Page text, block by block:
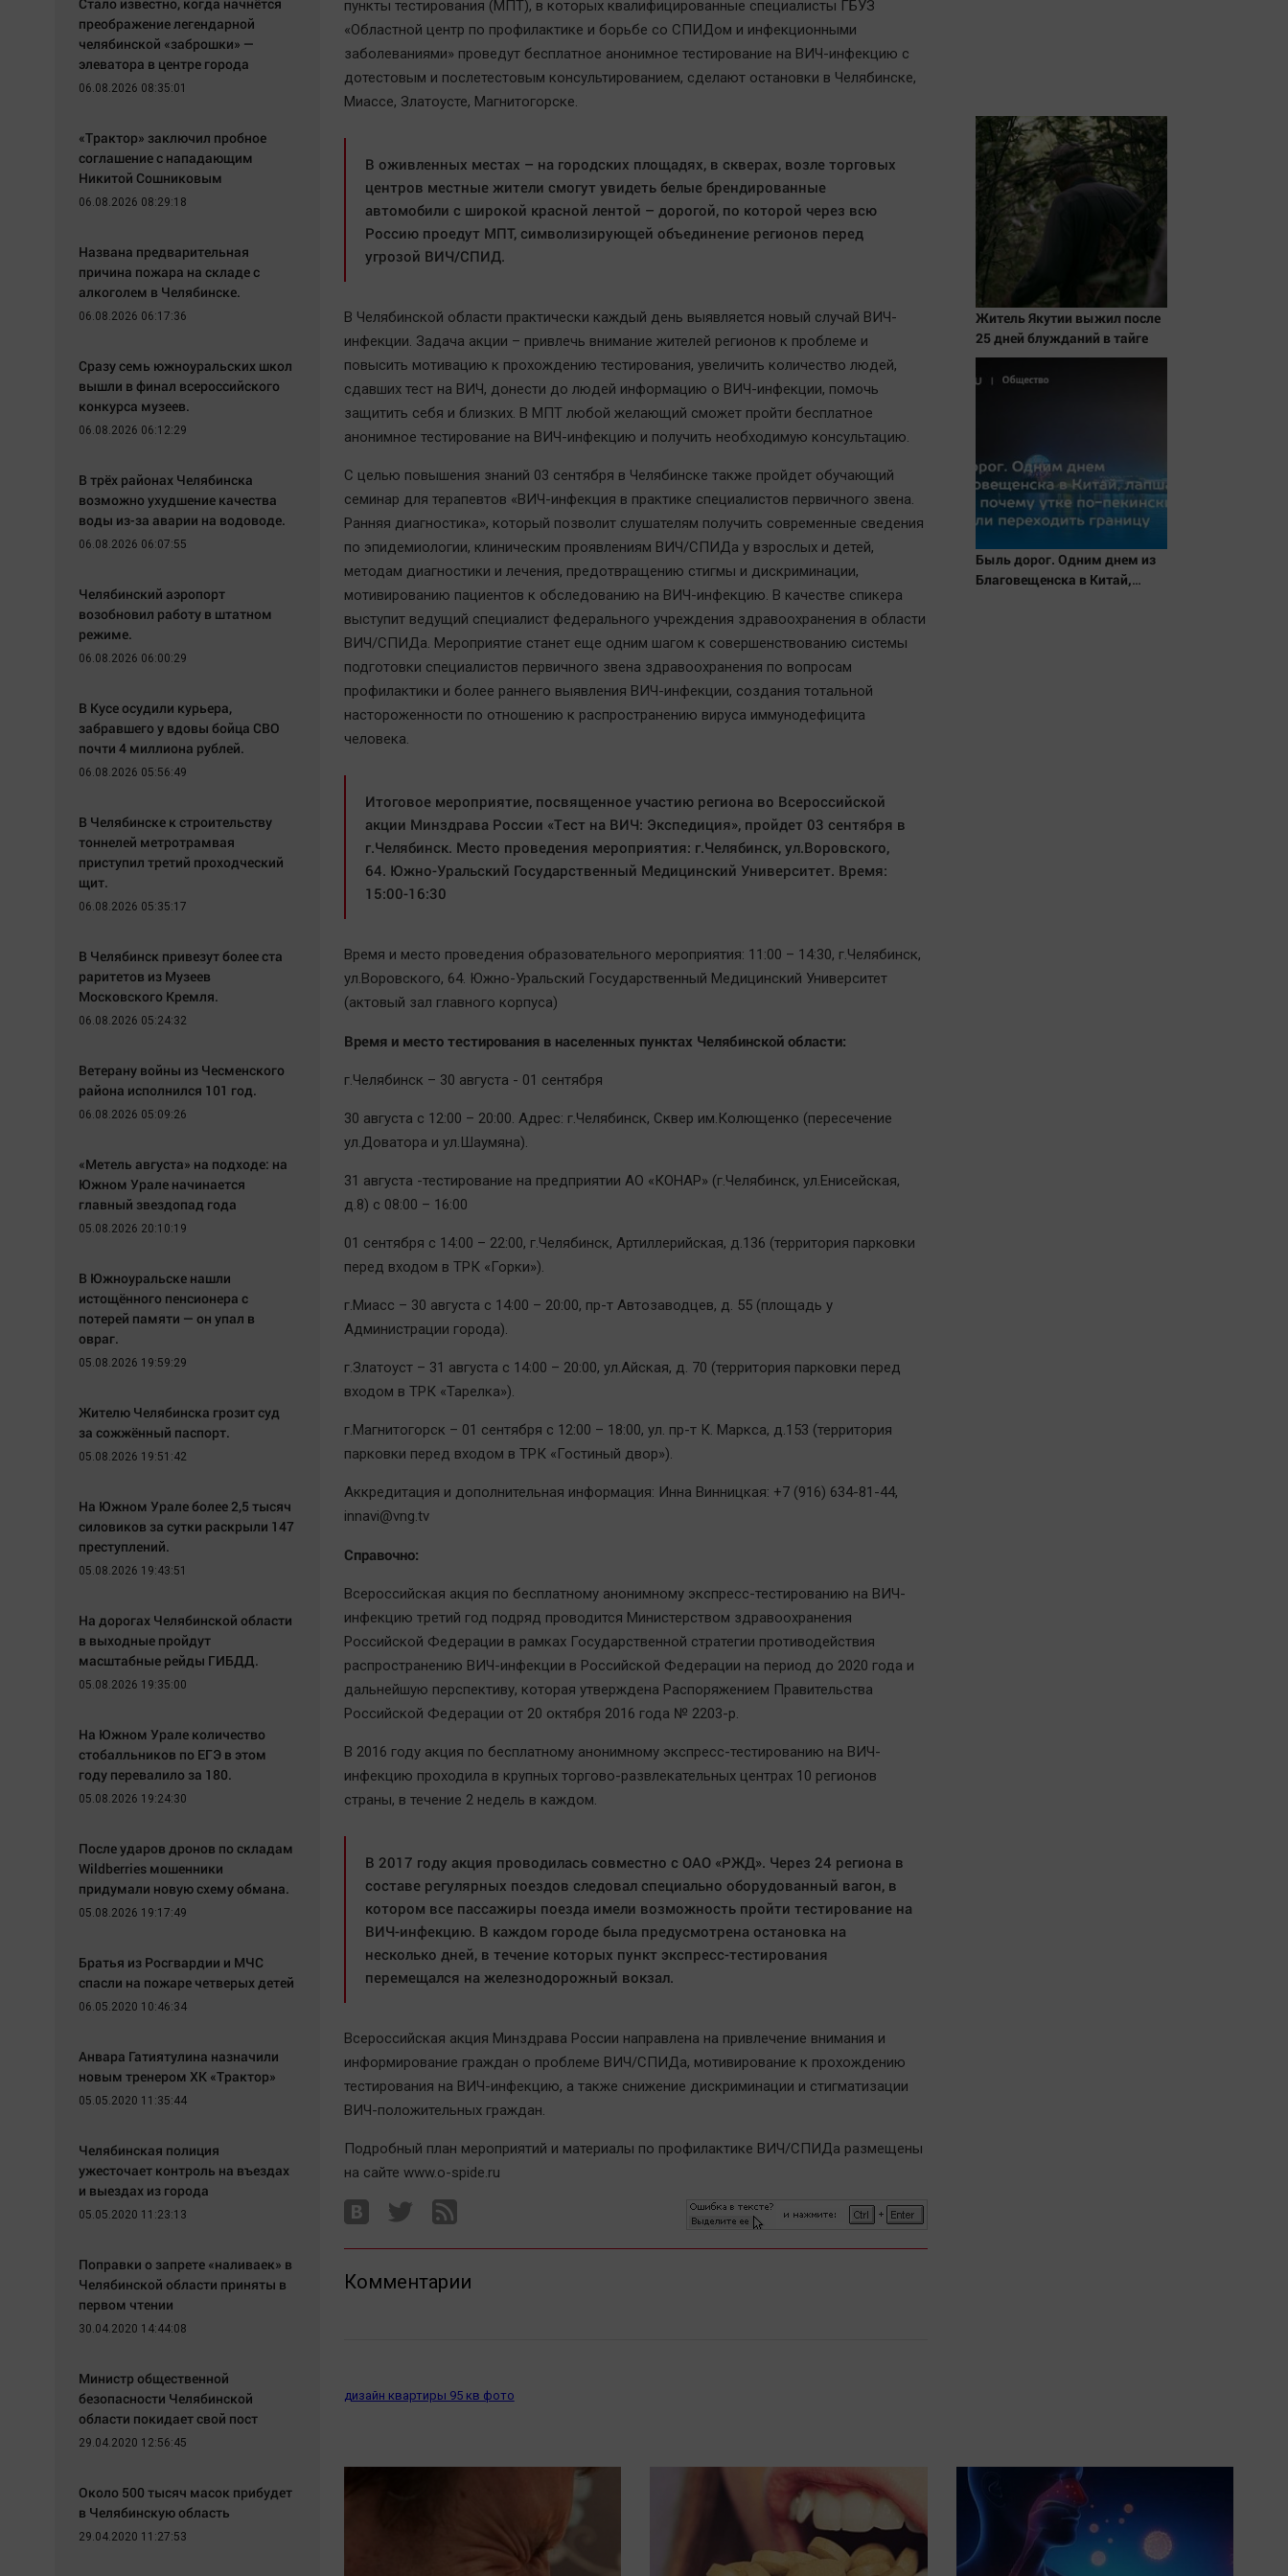
пункты тестирования (МПТ), в которых квалифицированные специалисты ГБУЗ
«Областной центр по профилактике и борьбе со СПИДом и инфекционными
заболеваниями» проведут бесплатное анонимное тестирование на ВИЧ-инфекцию с
дотестовым и послетестовым консультированием, сделают остановки в Челябинске,
Миассе, Златоусте, Магнитогорске.
В оживленных местах – на городских площадях, в скверах, возле торговых
центров местные жители смогут увидеть белые брендированные
автомобили с широкой красной лентой – дорогой, по которой через всю
Россию проедут МПТ, символизирующей объединение регионов перед
угрозой ВИЧ/СПИД.
В Челябинской области практически каждый день выявляется новый случай ВИЧ-
инфекции. Задача акции – привлечь внимание жителей регионов к проблеме и
повысить мотивацию к прохождению тестирования, увеличить количество людей,
сдавших тест на ВИЧ, донести до людей информацию о ВИЧ-инфекции, помочь
защитить себя и близких. В МПТ любой желающий сможет пройти бесплатное
анонимное тестирование на ВИЧ-инфекцию и получить необходимую консультацию.
С целью повышения знаний 03 сентября в Челябинске также пройдет обучающий
семинар для терапевтов «ВИЧ-инфекция в практике специалистов первичного звена.
Ранняя диагностика», который позволит слушателям получить современные сведения
по эпидемиологии, клиническим проявлениям ВИЧ/СПИДа у взрослых и детей,
методам диагностики и лечения, предотвращению стигмы и дискриминации,
мотивированию пациентов к обследованию на ВИЧ-инфекцию. В качестве спикера
выступит ведущий специалист федерального учреждения здравоохранения в области
ВИЧ/СПИДа. Мероприятие станет еще одним шагом к совершенствованию системы
подготовки специалистов первичного звена здравоохранения по вопросам
профилактики и более раннего выявления ВИЧ-инфекции, создания тотальной
настороженности по отношению к распространению вируса иммунодефицита
человека.
Итоговое мероприятие, посвященное участию региона во Всероссийской
акции Минздрава России «Тест на ВИЧ: Экспедиция», пройдет 03 сентября в
г.Челябинск. Место проведения мероприятия: г.Челябинск, ул.Воровского,
64. Южно-Уральский Государственный Медицинский Университет. Время:
15:00-16:30
Время и место проведения образовательного мероприятия: 11:00 – 14:30, г.Челябинск,
ул.Воровского, 64. Южно-Уральский Государственный Медицинский Университет
(актовый зал главного корпуса)
Время и место тестирования в населенных пунктах Челябинской области:
г.Челябинск – 30 августа - 01 сентября
30 августа с 12:00 – 20:00. Адрес: г.Челябинск, Сквер им.Колющенко (пересечение
ул.Доватора и ул.Шаумяна).
31 августа -тестирование на предприятии АО «КОНАР» (г.Челябинск, ул.Енисейская,
д.8) с 08:00 – 16:00
01 сентября с 14:00 – 22:00, г.Челябинск, Артиллерийская, д.136 (территория парковки
перед входом в ТРК «Горки»).
г.Миасс – 30 августа с 14:00 – 20:00, пр-т Автозаводцев, д. 55 (площадь у
Администрации города).
г.Златоуст – 31 августа с 14:00 – 20:00, ул.Айская, д. 70 (территория парковки перед
входом в ТРК «Тарелка»).
г.Магнитогорск – 01 сентября с 12:00 – 18:00, ул. пр-т К. Маркса, д.153 (территория
парковки перед входом в ТРК «Гостиный двор»).
Аккредитация и дополнительная информация: Инна Винницкая: +7 (916) 634-81-44,
innavi@vng.tv
Справочно:
Всероссийская акция по бесплатному анонимному экспресс-тестированию на ВИЧ-
инфекцию третий год подряд проводится Министерством здравоохранения
Российской Федерации в рамках Государственной стратегии противодействия
распространению ВИЧ-инфекции в Российской Федерации на период до 2020 года и
дальнейшую перспективу, которая утверждена Распоряжением Правительства
Российской Федерации от 20 октября 2016 года № 2203-р.
В 2016 году акция по бесплатному анонимному экспресс-тестированию на ВИЧ-
инфекцию проходила в крупных торгово-развлекательных центрах 10 регионов
страны, в течение 2 недель в каждом.
В 2017 году акция проводилась совместно с ОАО «РЖД». Через 24 региона в
составе регулярных поездов следовал специально оборудованный вагон, в
котором все пассажиры поезда имели возможность пройти тестирование на
ВИЧ-инфекцию. В каждом городе была предусмотрена остановка на
несколько дней, в течение которых пункт экспресс-тестирования
перемещался на железнодорожный вокзал.
Всероссийская акция Минздрава России направлена на привлечение внимания и
информирование граждан о проблеме ВИЧ/СПИДа, мотивирование к прохождению
тестирования на ВИЧ-инфекцию, а также снижение дискриминации и стигматизации
ВИЧ-положительных граждан.
Подробный план мероприятий и материалы по профилактике ВИЧ/СПИДа размещены
на сайте www.o-spide.ru
Комментарии
дизайн квартиры 95 кв фото
Житель Якутии выжил после
25 дней блужданий в тайге
Быль дорог. Одним днем из
Благовещенска в Китай,
преображение легендарной
челябинской «заброшки» —
элеватора в центре города
06.08.2026 08:35:01
«Трактор» заключил пробное
соглашение с нападающим
Никитой Сошниковым
06.08.2026 08:29:18
Названа предварительная
причина пожара на складе с
алкоголем в Челябинске.
06.08.2026 06:17:36
Сразу семь южноуральских школ
вышли в финал всероссийского
конкурса музеев.
06.08.2026 06:12:29
В трёх районах Челябинска
возможно ухудшение качества
воды из-за аварии на водоводе.
06.08.2026 06:07:55
Челябинский аэропорт
возобновил работу в штатном
режиме.
06.08.2026 06:00:29
В Кусе осудили курьера,
забравшего у вдовы бойца СВО
почти 4 миллиона рублей.
06.08.2026 05:56:49
В Челябинске к строительству
тоннелей метротрамвая
приступил третий проходческий
щит.
06.08.2026 05:35:17
В Челябинск привезут более ста
раритетов из Музеев
Московского Кремля.
06.08.2026 05:24:32
Ветерану войны из Чесменского
района исполнился 101 год.
06.08.2026 05:09:26
«Метель августа» на подходе: на
Южном Урале начинается
главный звездопад года
05.08.2026 20:10:19
В Южноуральске нашли
истощённого пенсионера с
потерей памяти — он упал в
овраг.
05.08.2026 19:59:29
Жителю Челябинска грозит суд
за сожжённый паспорт.
05.08.2026 19:51:42
На Южном Урале более 2,5 тысяч
силовиков за сутки раскрыли 147
преступлений.
05.08.2026 19:43:51
На дорогах Челябинской области
в выходные пройдут
масштабные рейды ГИБДД.
05.08.2026 19:35:00
На Южном Урале количество
стобалльников по ЕГЭ в этом
году перевалило за 180.
05.08.2026 19:24:30
После ударов дронов по складам
Wildberries мошенники
придумали новую схему обмана.
05.08.2026 19:17:49
Братья из Росгвардии и МЧС
спасли на пожаре четверых детей
06.05.2020 10:46:34
Анвара Гатиятулина назначили
новым тренером ХК «Трактор»
05.05.2020 11:35:44
Челябинская полиция
ужесточает контроль на въездах
и выездах из города
05.05.2020 11:23:13
Поправки о запрете «наливаек» в
Челябинской области приняты в
первом чтении
30.04.2020 14:44:08
Министр общественной
безопасности Челябинской
области покидает свой пост
29.04.2020 12:56:45
Около 500 тысяч масок прибудет
в Челябинскую область
29.04.2020 11:27:53